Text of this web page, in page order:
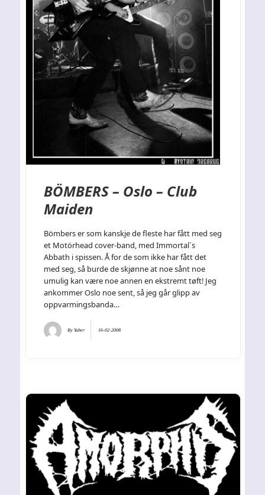
BÖMBERS – Oslo – Club
Maiden
Bömbers er som kanskje de fleste har fått med seg
et Motörhead cover-band, med Immortal`s
Abbath i spissen. Å for de som ikke har fått det
med seg, så burde de skjønne at noe sånt noe
umulig kan være noe annen en ekstremt tøft! Jeg
ankommer Oslo noe sent, så jeg går glipp av
oppvarmingsbanda…
ByYuber 16-02-2008